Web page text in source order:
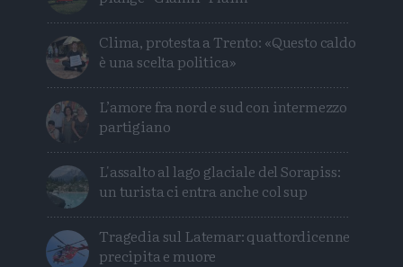
Clima, protesta a Trento: «Questo caldo
è una scelta politica»
L’amore fra nord e sud con intermezzo
partigiano
L'assalto al lago glaciale del Sorapiss:
un turista ci entra anche col sup
Tragedia sul Latemar: quattordicenne
precipita e muore